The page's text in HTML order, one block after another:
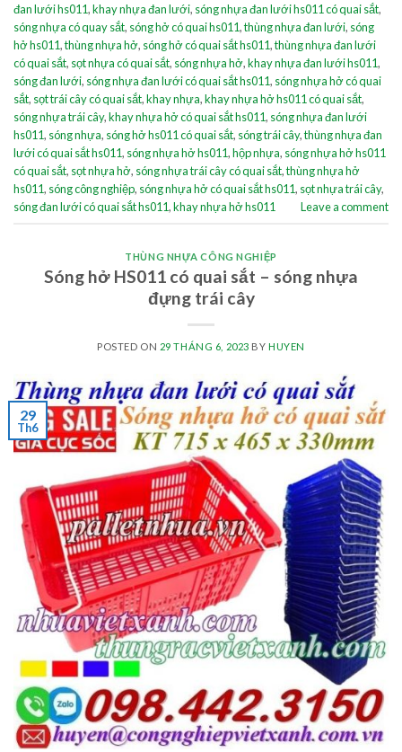
đan lưới hs011,khay nhựa đan lưới, sóng nhựa đan lưới hs011 có quai sắt,
sóng nhựa có quay sắt, sóng hở có quai hs011,thùng nhựa đan lưới, sóng
hở hs011,thùng nhựa hở, sóng hở có quai sắt hs011,thùng nhựa đan lưới
có quai sắt, sọt nhựa có quai sắt, sóng nhựa hở,khay nhựa đan lưới hs011,
sóng đan lưới, sóng nhựa đan lưới có quai sắt hs011, sóng nhựa hở có quai
sắt, sọt trái cây có quai sắt,khay nhựa,khay nhựa hở hs011 có quai sắt,
sóng nhựa trái cây,khay nhựa hở có quai sắt hs011, sóng nhựa đan lưới
hs011, sóng nhựa, sóng hở hs011 có quai sắt, sóng trái cây,thùng nhựa đan
lưới có quai sắt hs011, sóng nhựa hở hs011,hộp nhựa, sóng nhựa hở hs011
có quai sắt, sọt nhựa hở, sóng nhựa trái cây có quai sắt,thùng nhựa hở
hs011, sóng công nghiệp, sóng nhựa hở có quai sắt hs011, sọt nhựa trái cây,
sóng đan lưới có quai sắt hs011,khay nhựa hở hs011 Leave a comment
THÙNG NHỰA CÔNG NGHIỆP
Sóng hở HS011 có quai sắt – sóng nhựa
đựng trái cây
POSTED ON 29 THÁNG 6, 2023 BY HUYEN
29
Th6